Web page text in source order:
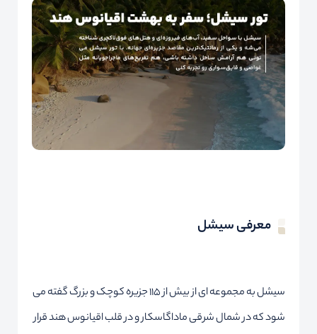
معرفی سیشل
سیشل به مجموعه ای از بیش از ۱۱۵ جزیره کوچک و بزرگ گفته می
شود که در شمال شرقی ماداگاسکار و در قلب اقیانوس هند قرار